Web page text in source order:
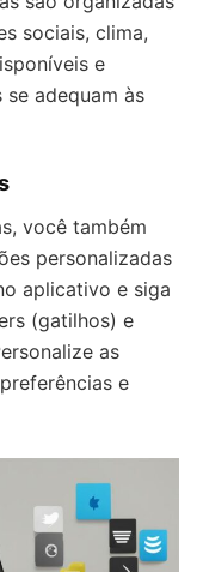
sociais, clima,
e
adequam às
você também
personalizadas
aplicativo e siga
(gatilhos) e
as
e